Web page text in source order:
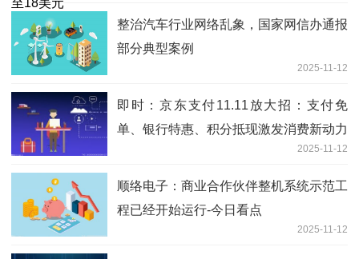
整治汽车行业网络乱象，国家网信办通报
部分典型案例
2025-11-12
即时：京东支付11.11放大招：支付免
单、银行特惠、积分抵现激发消费新动力
2025-11-12
顺络电子：商业合作伙伴整机系统示范工
程已经开始运行-今日看点
2025-11-12